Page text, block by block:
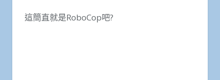
這簡直就是RoboCop吧?